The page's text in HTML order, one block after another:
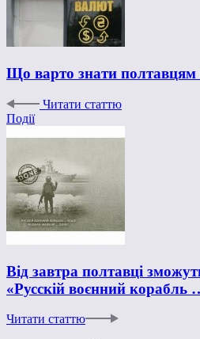
Що варто знати
Читати статтю
Події
Від завтра полтавці
«Русскій воєнний
Читати статтю